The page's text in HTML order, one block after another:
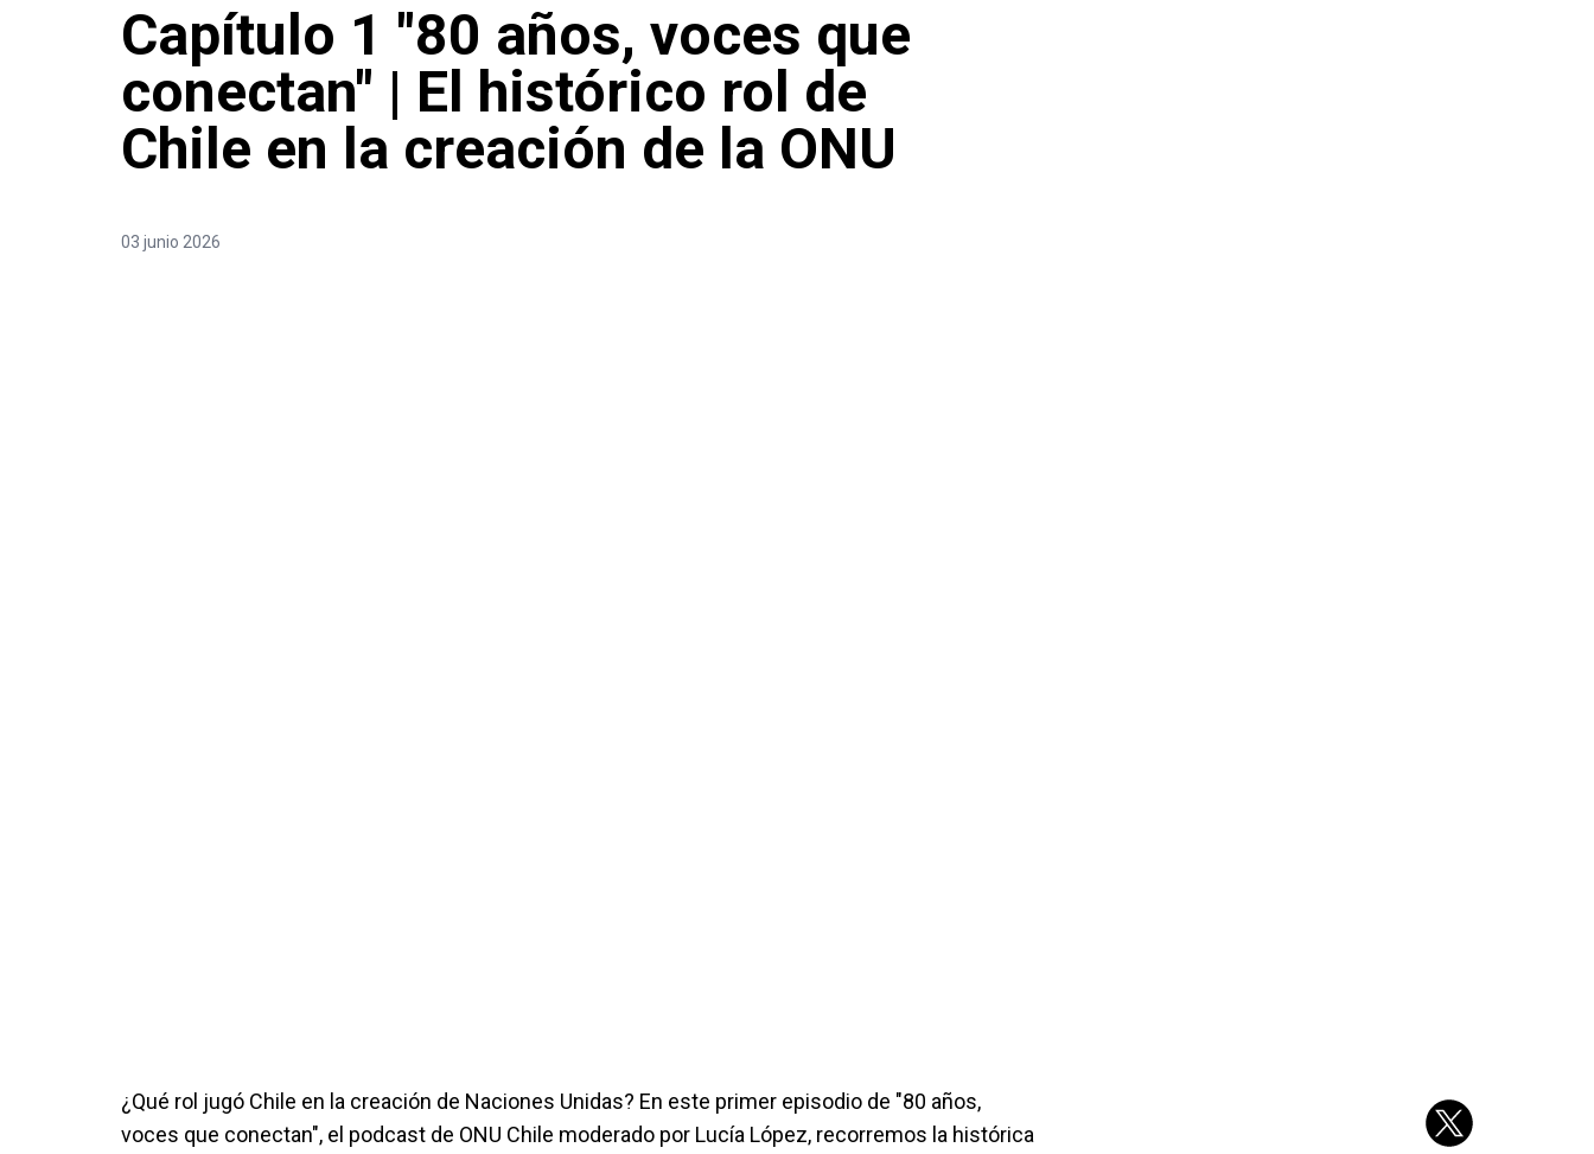
Capítulo 1 "80 años, voces que
conectan" | El histórico rol de
Chile en la creación de la ONU
03 junio 2026
¿Qué rol jugó Chile en la creación de Naciones Unidas? En este primer episodio de "80 años,
voces que conectan", el podcast de ONU Chile moderado por Lucía López, recorremos la histórica